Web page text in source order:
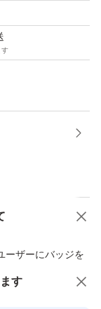
す
ーザーにバッジを
への質問
す